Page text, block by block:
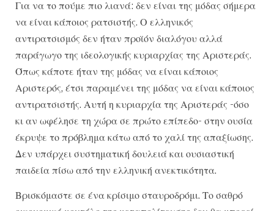
Για να το πούμε πιο λιανά: δεν είναι της μόδας σήμερα
να είναι κάποιος ρατσιστής. Ο ελληνικός
αντιρατσισμός δεν ήταν προϊόν διαλόγου αλλά
παράγωγο της ιδεολογικής κυριαρχίας της Αριστεράς.
Όπως κάποτε ήταν της μόδας να είναι κάποιος
Αριστερός, έτσι παραμένει της μόδας να είναι κάποιος
αντιρατσιστής. Αυτή η κυριαρχία της Αριστεράς -όσο
κι αν ωφέλησε τη χώρα σε πρώτο επίπεδο- στην ουσία
έκρυψε το πρόβλημα κάτω από το χαλί της απαξίωσης.
Δεν υπάρχει συστηματική δουλειά και ουσιαστική
παιδεία πίσω από την ελληνική ανεκτικότητα.
Βρισκόμαστε σε ένα κρίσιμο σταυροδρόμι. Το σαθρό